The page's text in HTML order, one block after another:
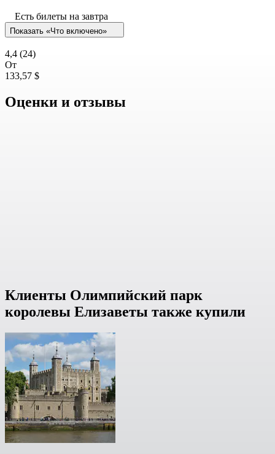
Есть билеты на завтра
Показать «Что включено»
4,4 (24)
От
133,57 $
Оценки и отзывы
Клиенты Олимпийский парк
королевы Елизаветы также купили